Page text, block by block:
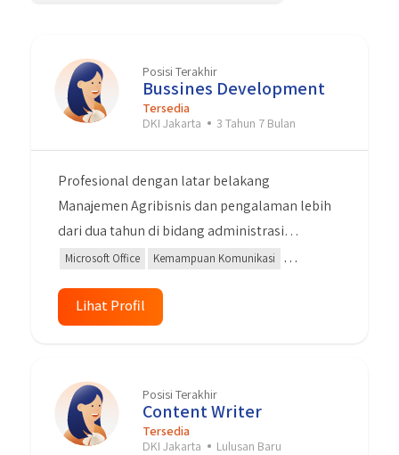
Posisi Terakhir
Bussines Development
Tersedia
DKI Jakarta
3 Tahun 7 Bulan
Profesional dengan latar belakang
Manajemen Agribisnis dan pengalaman lebih
dari dua tahun di bidang administrasi
dokumen pada industri logistik. Terampil
dan multitasking. Memiliki kemampuan
analisis, negosiasi, dan kerjasama tim yang
dan membangun hubungan kerja yang
produktif.
Microsoft Office
Kemampuan Komunikasi
Negosiasi
Manajemen Pemeliharaan
Lihat Profil
Posisi Terakhir
Content Writer
Tersedia
DKI Jakarta
Lulusan Baru